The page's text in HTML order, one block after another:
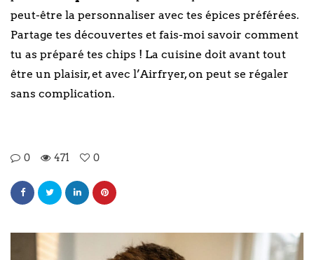
peut-être la personnaliser avec tes épices préférées.
Partage tes découvertes et fais-moi savoir comment
tu as préparé tes chips ! La cuisine doit avant tout
être un plaisir, et avec l’Airfryer, on peut se régaler
sans complication.
0 471 0